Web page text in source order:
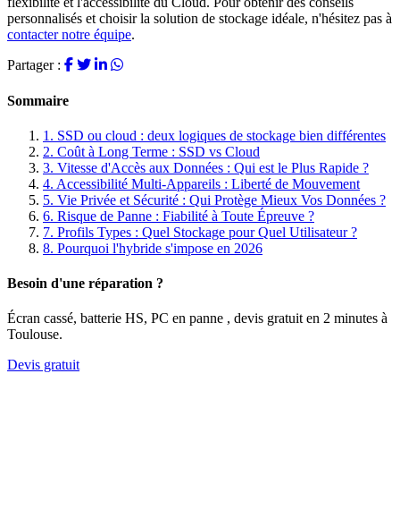
personnalisés et choisir la solution de stockage idéale, n'hésitez pas à
contacter notre équipe.
Partager :
Sommaire
1. SSD ou cloud : deux logiques de stockage bien différentes
2. Coût à Long Terme : SSD vs Cloud
3. Vitesse d'Accès aux Données : Qui est le Plus Rapide ?
4. Accessibilité Multi-Appareils : Liberté de Mouvement
5. Vie Privée et Sécurité : Qui Protège Mieux Vos Données ?
6. Risque de Panne : Fiabilité à Toute Épreuve ?
7. Profils Types : Quel Stockage pour Quel Utilisateur ?
8. Pourquoi l'hybride s'impose en 2026
Besoin d'une réparation ?
Écran cassé, batterie HS, PC en panne , devis gratuit en 2 minutes à
Toulouse.
Devis gratuit